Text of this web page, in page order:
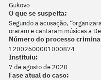
Gukovo
O que se suspeita:
Segundo a acusação,
oraram e cantaram músicas a
Número do processo
12002600001000874
Instituiu:
7 de agosto de 2020
Fase atual do caso: